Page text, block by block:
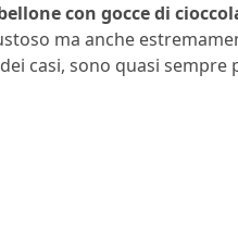
con gocce di
ma anche
casi, sono quasi sempre